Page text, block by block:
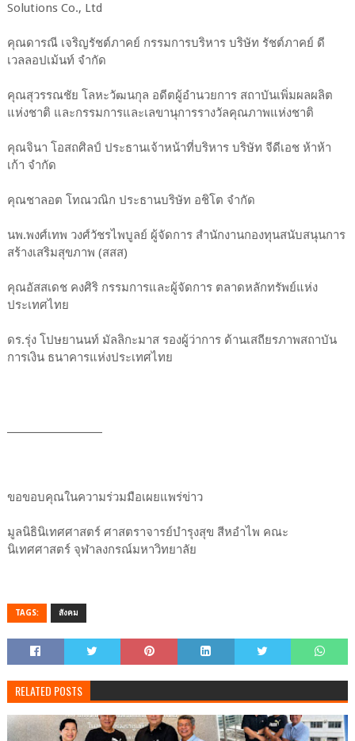
Solutions Co., Ltd
คุณดารณี เจริญรัชต์ภาคย์ ​กรรมการบริหาร บริษัท รัชต์ภาคย์ ดี
เวลลอปเม้นท์ จำกัด
คุณสุวรรณชัย โลหะวัฒนกุล อดีตผู้อำนวยการ สถาบันเพิ่มผลผลิต
แห่งชาติ และกรรมการและเลขานุการรางวัลคุณภาพแห่งชาติ
คุณจินา โอสถศิลป์ ประธานเจ้าหน้าที่บริหาร บริษัท จีดีเอช ห้าห้า
เก้า จำกัด
คุณชาลอต โทณวณิก ​ประธานบริษัท อชิโต จำกัด
นพ.พงศ์เทพ วงศ์วัชรไพบูลย์ ผู้จัดการ สำนักงานกองทุนสนับสนุนการ
สร้างเสริมสุขภาพ (สสส)
คุณอัสสเดช คงศิริ ​กรรมการและผู้จัดการ ตลาดหลักทรัพย์แห่ง
ประเทศไทย
ดร.รุ่ง โปษยานนท์ มัลลิกะมาส ​รองผู้ว่าการ ด้านเสถียรภาพสถาบัน
การเงิน ธนาคารแห่งประเทศไทย
ขอขอบคุณในความร่วมมือเผยแพร่ข่าว
มูลนิธินิเทศศาสตร์ ศาสตราจารย์บำรุงสุข สีหอำไพ คณะ
นิเทศศาสตร์ จุฬาลงกรณ์มหาวิทยาลัย
TAGS: สังคม
RELATED POSTS